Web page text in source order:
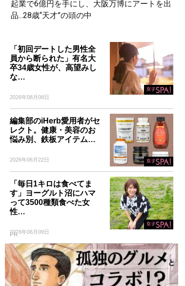
起業で6億円を手にし、大阪万博にアートを出
品...28歳“天才”の頭の中
「初回デートした男性全
員から断られた」有名大
卒34歳女性が、高望みし
な…
2026年08月08日
編集部のiHerb愛用者がセ
レクト。健康・美容のお
悩み別、鉄板アイテム…
2026年06月22日
「毎日1キロは食べてま
す」ヨーグルト沼にハマ
って3500種類食べた女
性…
2026年06月09日
PR